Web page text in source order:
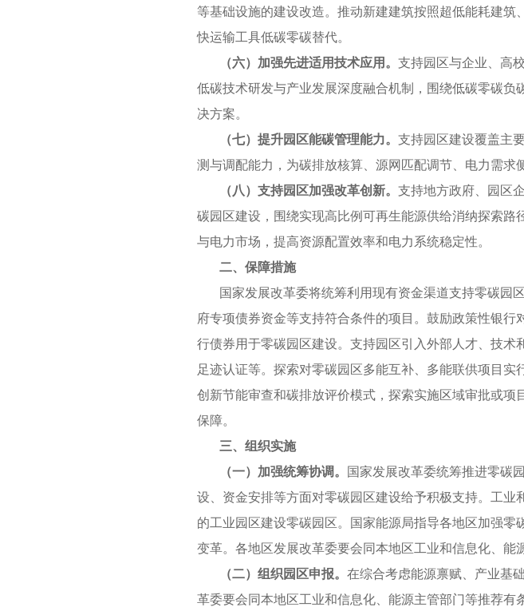
等基础设施的建设改造。推动新建建筑按照超低能耗建
快运输工具低碳零碳替代。
（六）加强先进适用技术应用。 支持园区与企业、高
低碳技术研发与产业发展深度融合机制，围绕低碳零碳
决方案。
（七）提升园区能碳管理能力。 支持园区建设覆盖主
测与调配能力，为碳排放核算、源网匹配调节、电力需求
（八）支持园区加强改革创新。 支持地方政府、园区
碳园区建设，围绕实现高比例可再生能源供给消纳探索
与电力市场，提高资源配置效率和电力系统稳定性。
二、保障措施
国家发展改革委将统筹利用现有资金渠道支持零碳园
府专项债券资金等支持符合条件的项目。鼓励政策性银
行债券用于零碳园区建设。支持园区引入外部人才、技
足迹认证等。探索对零碳园区多能互补、多能联供项目
创新节能审查和碳排放评价模式，探索实施区域审批或
保障。
三、组织实施
（一）加强统筹协调。
国家发展改革委统筹推进零碳
设、资金安排等方面对零碳园区建设给予积极支持。工
的工业园区建设零碳园区。国家能源局指导各地区加强
变革。各地区发展改革委要会同本地区工业和信息化、能
（二）组织园区申报。 在综合考虑能源禀赋、产业基
革委要会同本地区工业和信息化、能源主管部门等推荐